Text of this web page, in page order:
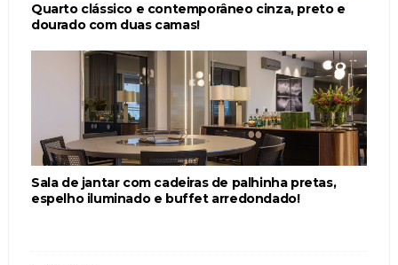
Quarto clássico e contemporâneo cinza, preto e
dourado com duas camas!
Sala de jantar com cadeiras de palhinha pretas,
espelho iluminado e buffet arredondado!